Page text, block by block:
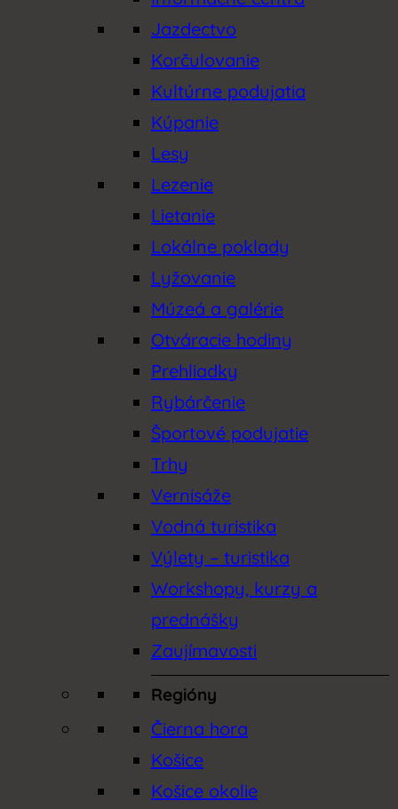
Jazdectvo
Korčulovanie
Kultúrne podujatia
Kúpanie
Lesy
Lezenie
Lietanie
Lokálne poklady
Lyžovanie
Múzeá a galérie
Otváracie hodiny
Prehliadky
Rybárčenie
Športové podujatie
Trhy
Vernisáže
Vodná turistika
Výlety – turistika
Workshopy, kurzy a
prednášky
Zaujímavosti
Regióny
Čierna hora
Košice
Košice okolie